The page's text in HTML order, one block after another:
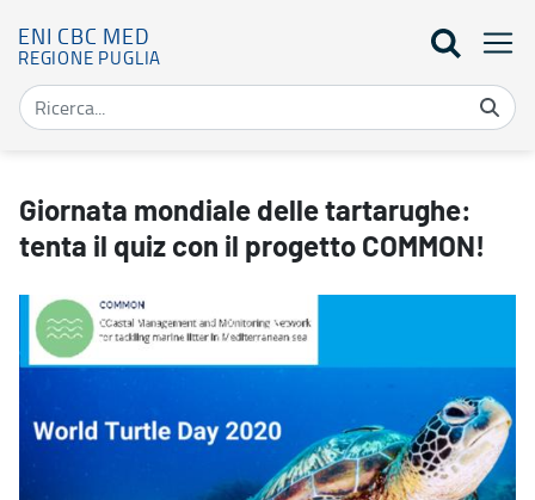
ENI CBC MED
REGIONE PUGLIA
Giornata mondiale delle tartarughe:
tenta il quiz con il progetto COMMON!